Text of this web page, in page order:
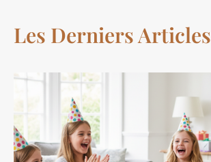
Les Derniers Articles